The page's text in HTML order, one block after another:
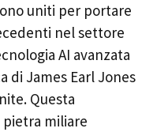
uniti per portare
nel settore
AI avanzata
di James Earl Jones
Questa
pietra miliare